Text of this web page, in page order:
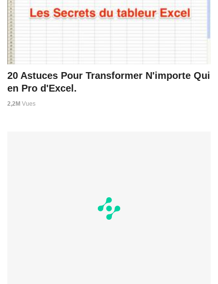
20 Astuces Pour Transformer N'importe Qui
en Pro d'Excel.
2,2M Vues